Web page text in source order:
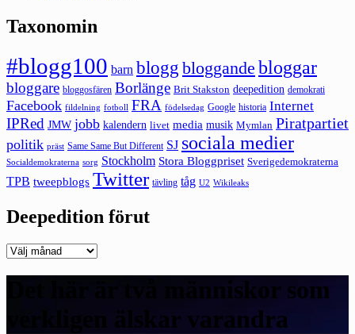
Taxonomin
#blogg100 barn blogg bloggande bloggar
bloggare bloggosfären Borlänge Brit Stakston deepedition demokrati
Facebook fildelning fotboll FRA födelsedag Google historia Internet
IPRed JMW jobb kalendern livet media musik Mymlan Piratpartiet
politik präst Same Same But Different SJ sociala medier
Socialdemokraterna sorg Stockholm Stora Bloggpriset Sverigedemokraterna
TPB tweepblogs Twitter tävling tåg U2 Wikileaks
Deepedition förut
Deepedition
Det här är två människor som
verkligen älskar varandra